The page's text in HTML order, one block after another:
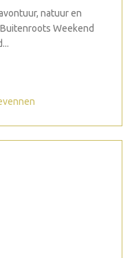
natuur en
Weekend